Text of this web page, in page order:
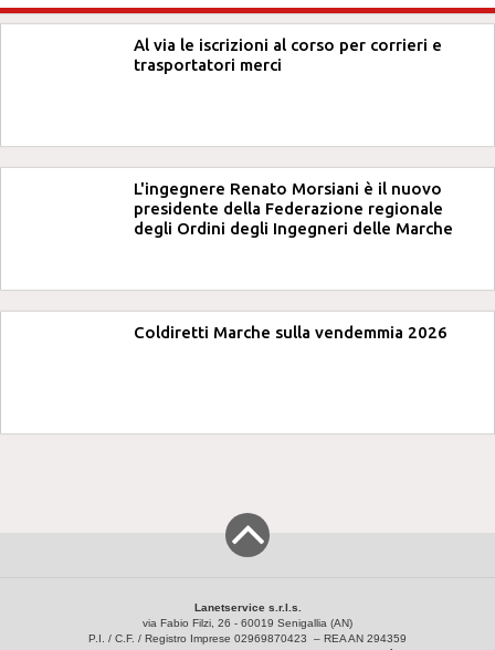
Al via le iscrizioni al corso per corrieri e
trasportatori merci
L'ingegnere Renato Morsiani è il nuovo
presidente della Federazione regionale
degli Ordini degli Ingegneri delle Marche
Coldiretti Marche sulla vendemmia 2026
Lanetservice s.r.l.s.
via Fabio Filzi, 26 - 60019 Senigallia (AN)
P.I. / C.F. / Registro Imprese 02969870423 – REA AN 294359